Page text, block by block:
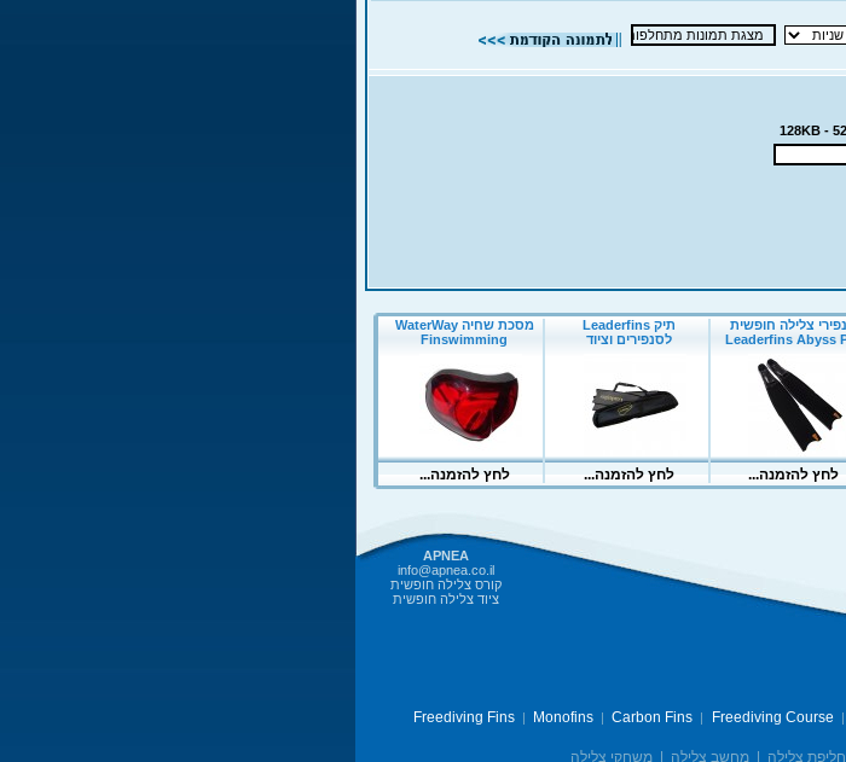
APNEA
info@apnea.co.il
קורס צלילה חופשית
ציוד צלילה חופשית
|
Freediving Fins| Monofins| Carbon Fins| Freediving Course
חליפת צלילה מחשב צלילה משחקי צלילה